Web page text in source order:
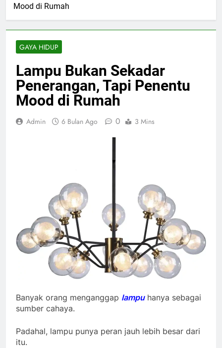
Mood di Rumah
GAYA HIDUP
Lampu Bukan Sekadar
Penerangan, Tapi Penentu
Mood di Rumah
Admin 6 Bulan Ago 0 3 Mins
Banyak orang menganggap lampu hanya sebagai
sumber cahaya.
Padahal, lampu punya peran jauh lebih besar dari
itu.